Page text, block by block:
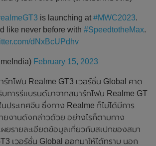
is launching at #MWC2023.
like never before with #SpeedtotheMax.
dNxBcUPdhv
February 15, 2023
ร์ทโฟน Realme GT3 เวอร์ชั่น Global คาด
บการรีแบรนด์มาจากสมาร์ทโฟน Realme GT
ประเทศจีน ซึ่งทาง Realme ก็ไม่ได้มีการ
ยงานดังกล่าวด้วย อย่างไรก็ตามทาง
ผยรายละเอียดข้อมูลเกี่ยวกับสเปกของสมา
เวอร์ชั่น Global ออกมาให้ได้ทราบ นอก